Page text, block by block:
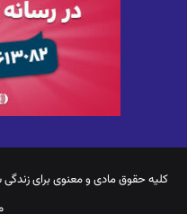
کلیه حقوق مادی و معنوی برای